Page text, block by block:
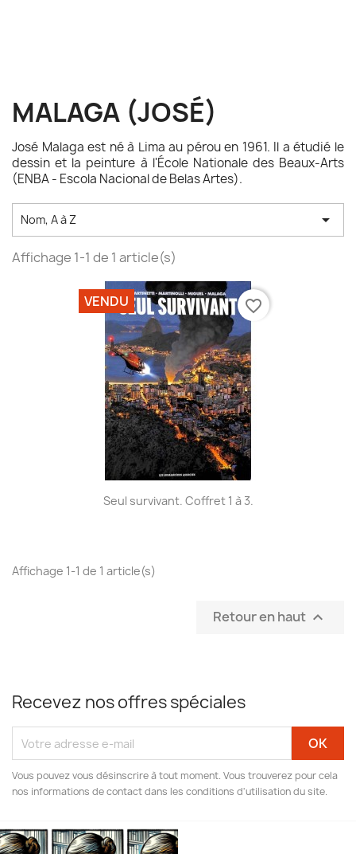
MALAGA (JOSÉ)
José Malaga est né à Lima au pérou en 1961. Il a étudié le
dessin et la peinture à l'École Nationale des Beaux-Arts
(ENBA - Escola Nacional de Belas Artes).
Nom, A à Z 
Affichage 1-1 de 1 article(s)
Seul survivant. Coffret 1 à 3.
VENDU favorite_border
Affichage 1-1 de 1 article(s)
Retour en haut 
Recevez nos offres spéciales
Vous pouvez vous désinscrire à tout moment. Vous trouverez pour cela
nos informations de contact dans les conditions d'utilisation du site.